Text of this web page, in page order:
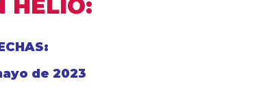
HELIO:
de 2023